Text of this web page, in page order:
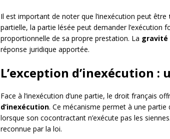
Il est important de noter que l’inexécution peut être
partielle, la partie lésée peut demander l’exécution
proportionnelle de sa propre prestation. La gravité
réponse juridique apportée.
L’exception d’inexécution :
Face à l’inexécution d’une partie, le droit français
d’inexécution. Ce mécanisme permet à une partie
lorsque son cocontractant n’exécute pas les siennes.
reconnue par la loi.